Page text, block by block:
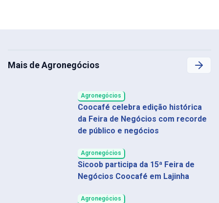
Mais de Agronegócios
Agronegócios
Coocafé celebra edição histórica
da Feira de Negócios com recorde
de público e negócios
Agronegócios
Sicoob participa da 15ª Feira de
Negócios Coocafé em Lajinha
Agronegócios